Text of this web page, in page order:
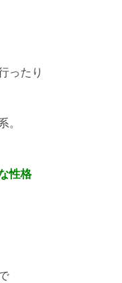
ったり
。
性格